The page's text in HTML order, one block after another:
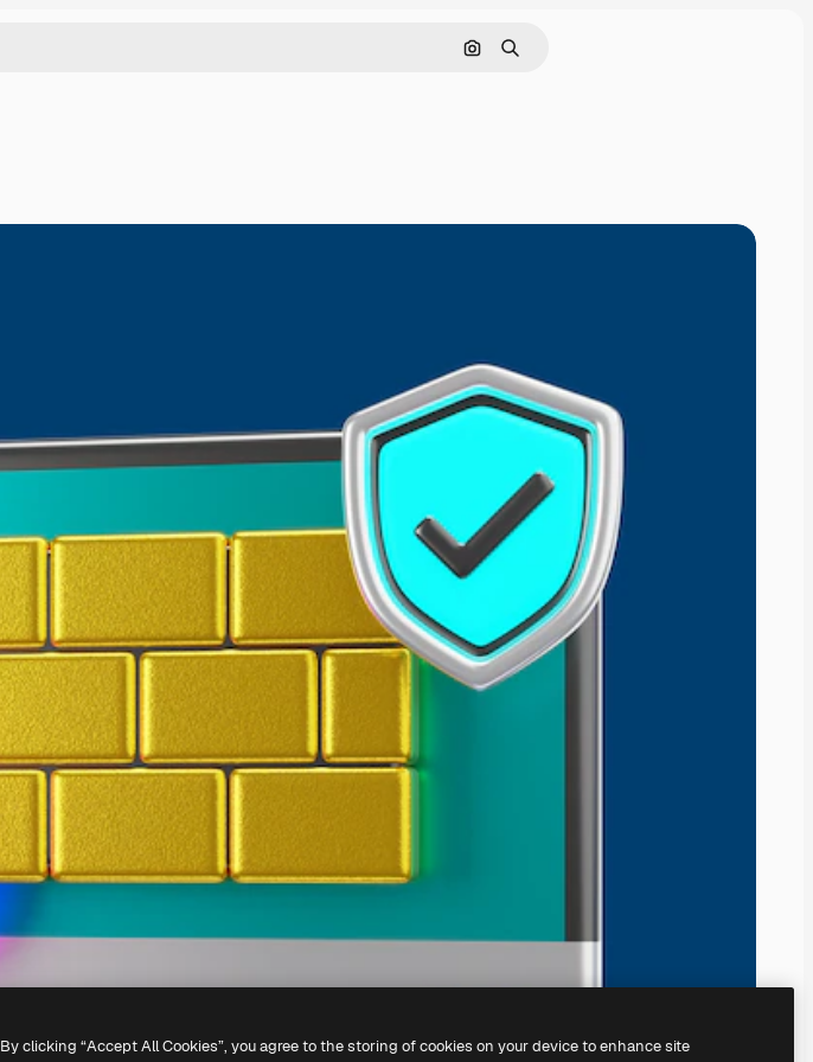
Pesquisar por imagem
Buscar
By clicking “Accept All Cookies”, you agree to the storing of cookies on your device to enhance site